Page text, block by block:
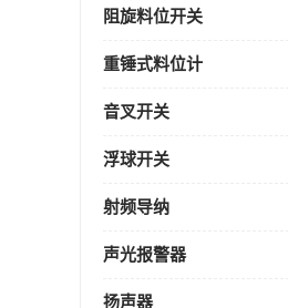
阻旋料位开关
重锤式料位计
音叉开关
浮球开关
射频导纳
声光报警器
扬声器